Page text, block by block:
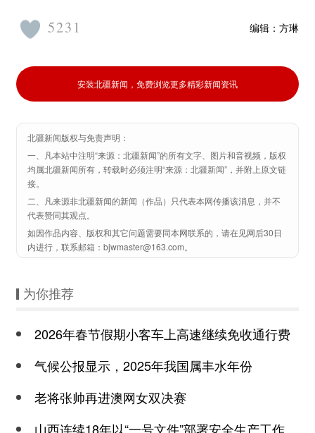
编辑： 方琳
5231
安装北疆新闻，免费浏览更多精彩新闻资讯
北疆新闻版权与免责声明：
一、凡本站中注明“来源：北疆新闻”的所有文字、图片和音视频，版权
均属北疆新闻所有，转载时必须注明“来源：北疆新闻”，并附上原文链
接。
二、凡来源非北疆新闻的新闻（作品）只代表本网传播该消息，并不
代表赞同其观点。
如因作品内容、版权和其它问题需要同本网联系的，请在见网后30日
内进行，联系邮箱：bjwmaster@163.com。
为你推荐
2026年春节假期小客车上高速继续免收通行费
气候公报显示，2025年我国属丰水年份
老将张帅再进澳网女双决赛
山西连续18年以“一号文件”部署安全生产工作